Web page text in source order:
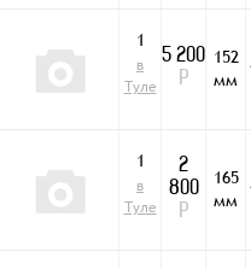
1
в
Туле
5 200
Р
152
мм
1
в
Туле
2
800
Р
165
мм